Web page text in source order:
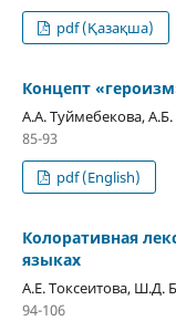
pdf (Қазақша)
Концепт
А.А. Туймебекова,
85-93
pdf (English)
Колоративная
языках
А.Е. Токсеитова, Ш.Д.
94-106